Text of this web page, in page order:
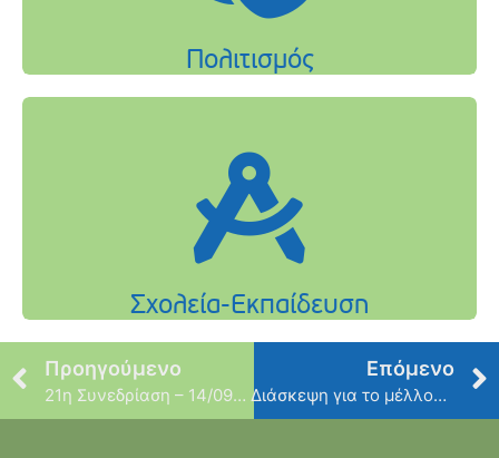
Προηγούμενο
21η Συνεδρίαση – 14/09/2021
Επόμενο
Διάσκεψη για το μέλλον της Ευρώπης: Κάνε την φωνή σου να ακουστεί!